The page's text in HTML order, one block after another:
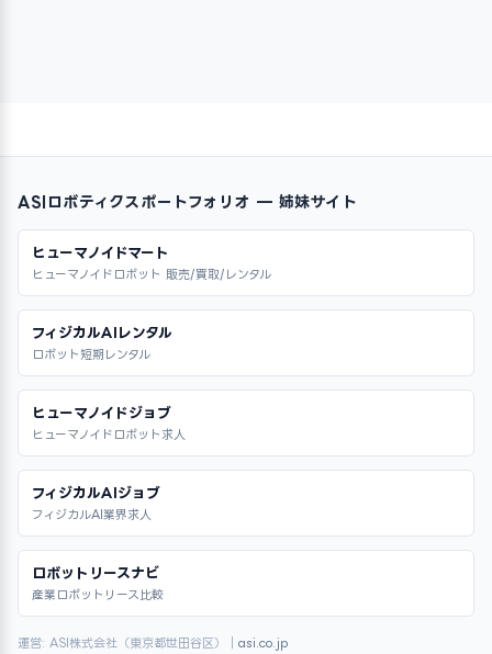
ASIロボティクスポートフォリオ — 姉妹サイト
ヒューマノイドマート
ヒューマノイドロボット 販売/買取/レンタル
フィジカルAIレンタル
ロボット短期レンタル
ヒューマノイドジョブ
ヒューマノイドロボット求人
フィジカルAIジョブ
フィジカルAI業界求人
ロボットリースナビ
産業ロボットリース比較
運営: ASI株式会社（東京都世田谷区）｜ asi.co.jp